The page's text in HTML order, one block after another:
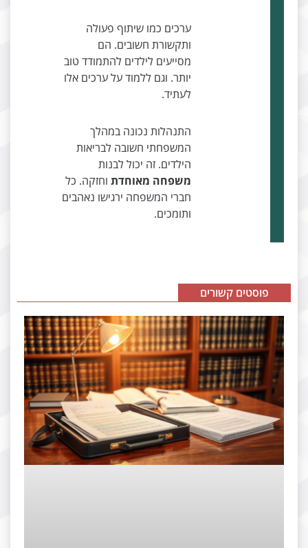
ערכים כמו שיתוף פעולה
ותקשורת חשובים. הם
מסייעים לילדים להתמודד טוב
יותר. וגם ללמוד על ערכים אלו
לעתיד.
התנהלות נכונה במהלך
המשפחתי חשובה לבריאות
הילדים. זה יכול לבנות
משפחה מאוחדתוחזקה. כל
חברי המשפחה ירגישו נאהבים
ותומכים.
פוסטים קשורים